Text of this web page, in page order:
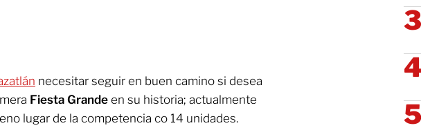
necesitar seguir en buen camino si desea
Fiesta Grande en su historia; actualmente
lugar de la competencia co 14 unidades.